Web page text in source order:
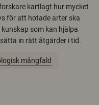
kartlagt hur mycket
för att hotade arter ska
som kan hjälpa
in rätt åtgärder i tid.
mångfald